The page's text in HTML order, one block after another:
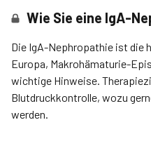
Wie Sie eine IgA-
Die IgA-Nephropathie ist die
Europa, Makrohämaturie-
wichtige Hinweise.
Blutdruckkontrolle, wozu
werden.